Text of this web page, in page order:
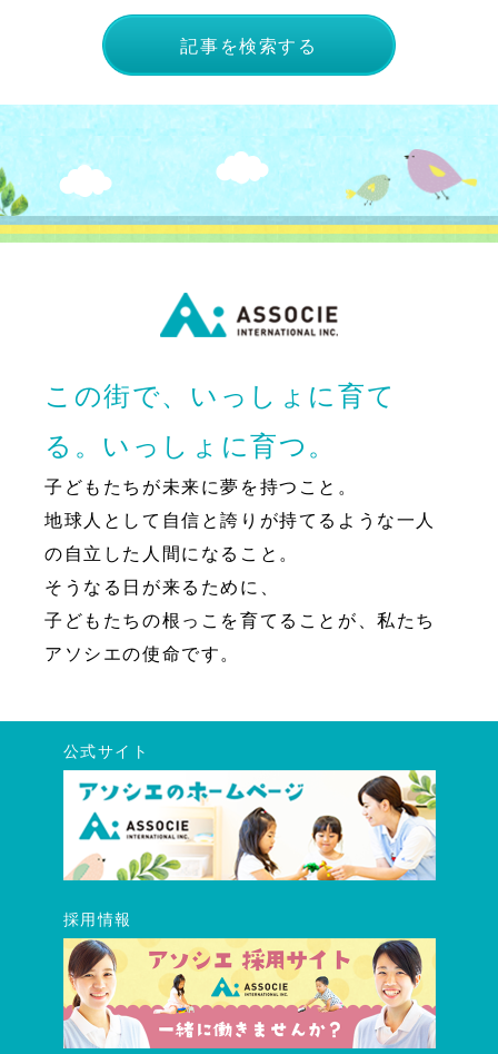
記事を検索する
この街で、いっしょに育て
る。いっしょに育つ。
子どもたちが未来に夢を持つこと。
地球人として自信と誇りが持てるような一人
の自立した人間になること。
そうなる日が来るために、
子どもたちの根っこを育てることが、私たち
アソシエの使命です。
公式サイト
採用情報